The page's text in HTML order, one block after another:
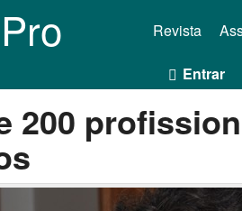
Revista
Entrar
200